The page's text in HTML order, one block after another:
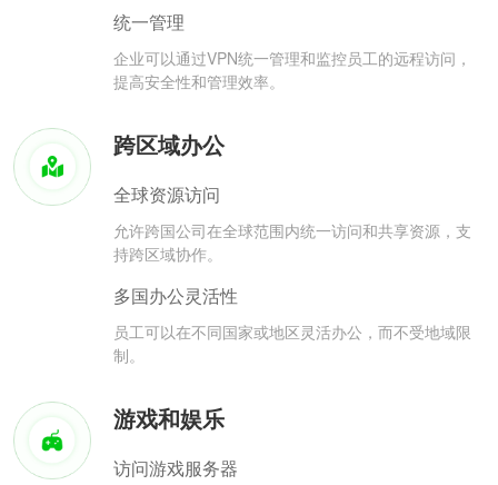
统一管理
企业可以通过VPN统一管理和监控员工的远程访问，
提高安全性和管理效率。
跨区域办公
全球资源访问
允许跨国公司在全球范围内统一访问和共享资源，支
持跨区域协作。
多国办公灵活性
员工可以在不同国家或地区灵活办公，而不受地域限
制。
游戏和娱乐
访问游戏服务器